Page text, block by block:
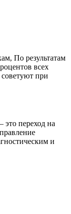
По результатам
всех
при
это переход на
и